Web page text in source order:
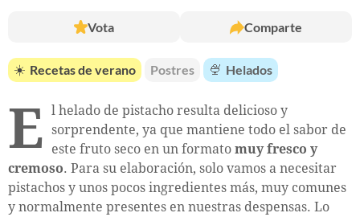
Vota Comparte
☀️ Recetas de verano Postres 🍨 Helados
E l helado de pistacho resulta delicioso y
sorprendente, ya que mantiene todo el sabor de
este fruto seco en un formato muy fresco y
cremoso. Para su elaboración, solo vamos a necesitar
pistachos y unos pocos ingredientes más, muy comunes
y normalmente presentes en nuestras despensas. Lo